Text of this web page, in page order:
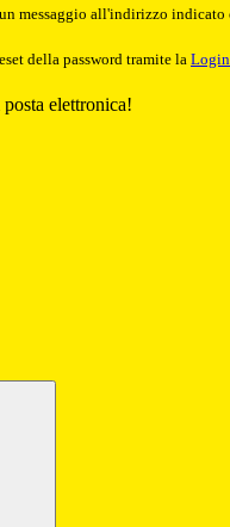
messaggio all'indirizzo indicato
della password tramite la
elettronica!